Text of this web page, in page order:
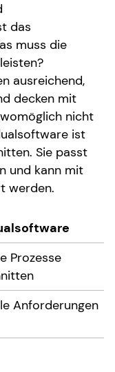
das
muss die
ausreichend,
decken mit
nicht
ist
Sie passt
und kann mit
werden.
Prozesse
Anforderungen